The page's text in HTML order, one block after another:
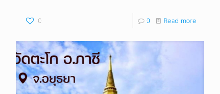
0 0 Read more